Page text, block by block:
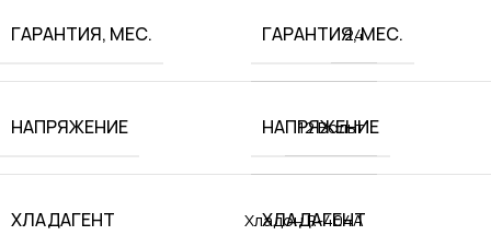
ГАРАНТИЯ, МЕС. 24
НАПРЯЖЕНИЕ 12 Вольт
ХЛАДАГЕНТ Хладон R-404A
ГАРАНТИЯ, МЕС.
НАПРЯЖЕНИЕ
ХЛАДАГЕНТ